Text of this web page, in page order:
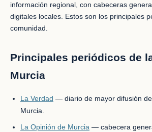
información regional, con cabeceras
digitales locales. Estos son los principales
comunidad.
Principales periódicos de
Murcia
La Verdad — diario de mayor difusión
Murcia.
La Opinión de Murcia — cabecera